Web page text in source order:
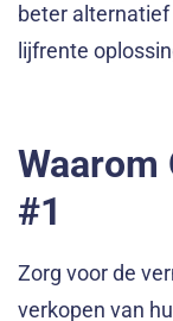
beter
lijfrente
Waarom
#1
Zorg voor de
verkopen van